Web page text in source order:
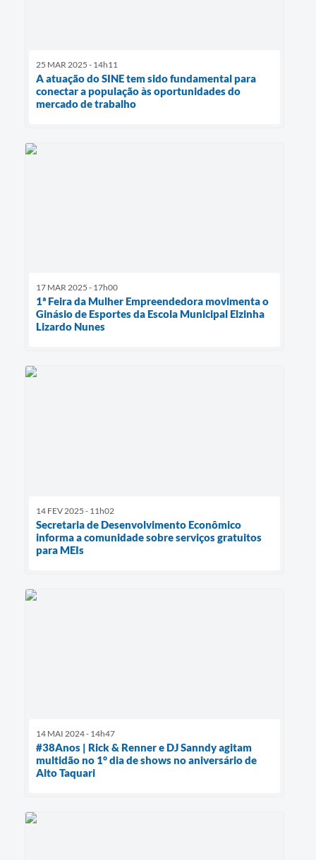
25 MAR 2025 - 14h11
A atuação do SINE tem sido fundamental para
conectar a população às oportunidades do
mercado de trabalho
17 MAR 2025 - 17h00
1ª Feira da Mulher Empreendedora movimenta o
Ginásio de Esportes da Escola Municipal Elzinha
Lizardo Nunes
14 FEV 2025 - 11h02
Secretaria de Desenvolvimento Econômico
informa a comunidade sobre serviços gratuitos
para MEIs
14 MAI 2024 - 14h47
#38Anos | Rick & Renner e DJ Sanndy agitam
multidão no 1° dia de shows no aniversário de
Alto Taquari